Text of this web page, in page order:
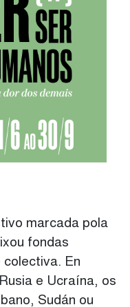
marcada pola
fondas
colectiva. En
e Ucraína, os
Sudán ou